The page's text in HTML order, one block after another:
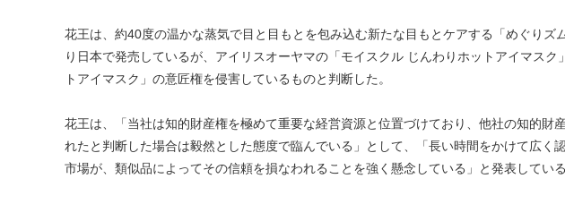
花王は、約40度の温かな蒸気で目と目もとを包み込む新たな目もとケアする「めぐりズ
り日本で発売しているが、アイリスオーヤマの「モイスクル じんわりホットアイマス
トアイマスク」の意匠権を侵害しているものと判断した。
花王は、「当社は知的財産権を極めて重要な経営資源と位置づけており、他社の知的財
れたと判断した場合は毅然とした態度で臨んでいる」として、「長い時間をかけて広く
市場が、類似品によってその信頼を損なわれることを強く懸念している」と発表している